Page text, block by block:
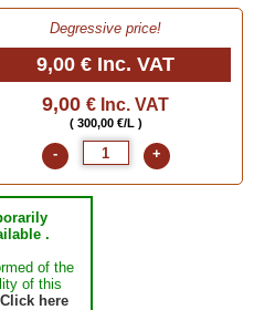
Degressive price!
9,00 € Inc. VAT
9,00 € Inc. VAT
( 300,00 €/L )
- +
.
of the
of this
Click here